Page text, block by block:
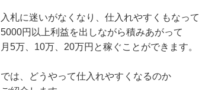
入札に迷いがなくなり、仕入れやすくもなって
5000円以上利益を出しながら積みあがって
月5万、10万、20万円と稼ぐことができます。
では、どうやって仕入れやすくなるのか